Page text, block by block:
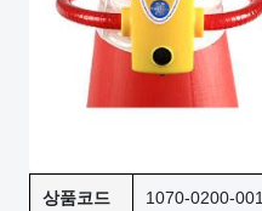
상품코드 1070-0200-001